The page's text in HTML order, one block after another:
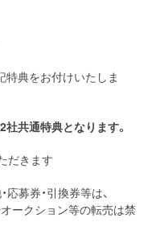
典をお付けいたしま
社共通特典となります。
だきます
募券・引換券等は、
ークション等の転売は禁